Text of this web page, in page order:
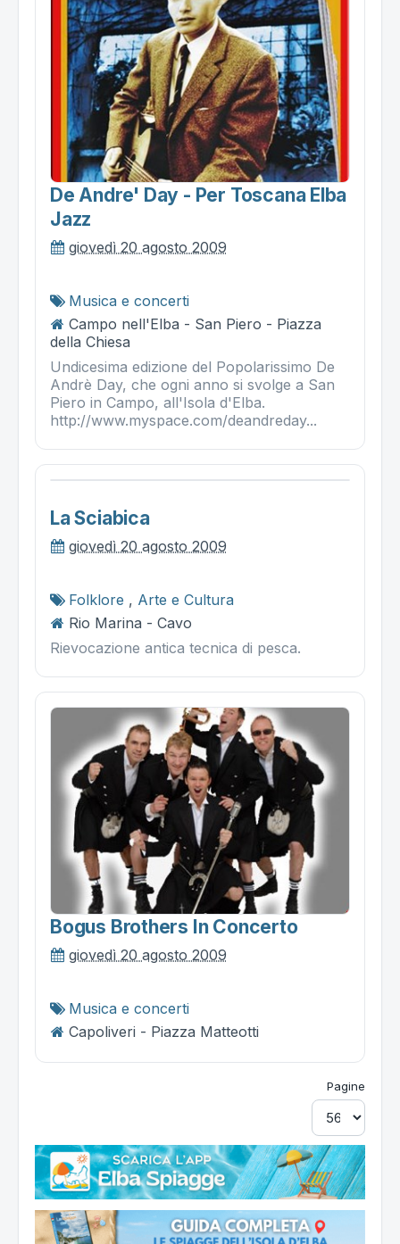
De Andre' Day - Per Toscana Elba
Jazz
giovedì 20 agosto 2009
Musica e concerti
Campo nell'Elba - San Piero - Piazza
della Chiesa
Undicesima edizione del Popolarissimo De
Andrè Day, che ogni anno si svolge a San
Piero in Campo, all'Isola d'Elba.
http://www.myspace.com/deandreday...
La Sciabica
giovedì 20 agosto 2009
Folklore , Arte e Cultura
Rio Marina - Cavo
Rievocazione antica tecnica di pesca.
Bogus Brothers In Concerto
giovedì 20 agosto 2009
Musica e concerti
Capoliveri - Piazza Matteotti
Pagine